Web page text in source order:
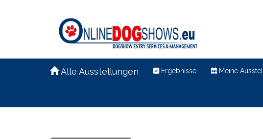
Alle Ausstellungen Ergebnisse Meine